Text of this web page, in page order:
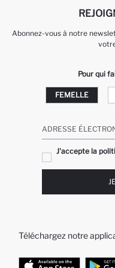
Abonnez-vous à notre
Pour qui
FEMELLE
ADRESSE
J'accepte la
Téléchargez notre